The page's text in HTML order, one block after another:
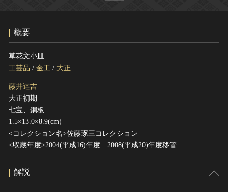
動画で見る無形の文化財
文化遺産データベース
国指定文化財等データベース
概要
草花文小皿
工芸品 / 金工 / 大正
藤井達吉
大正初期
七宝、銅板
1.5×13.0×8.9(cm)
<コレクション名>佐藤琢三コレクション
<収蔵年度>2004(平成16)年度 2008(平成20)年度移管
解説